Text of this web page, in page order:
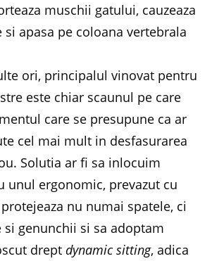
muschii gatului, cauzeaza
apasa pe coloana vertebrala
ori, principalul vinovat pentru
este chiar scaunul pe care
care se presupune ca ar
cel mai mult in desfasurarea
Solutia ar fi sa inlocuim
unul ergonomic, prevazut cu
nu numai spatele, ci
si genunchii si sa adoptam
drept dynamic sitting, adica